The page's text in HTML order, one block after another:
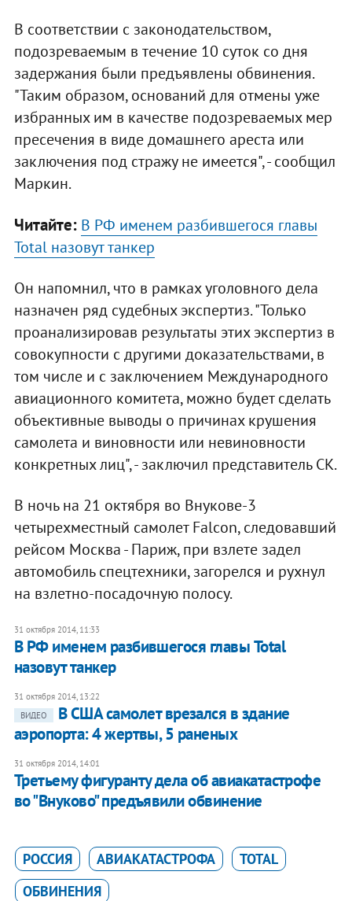
В соответствии с законодательством,
подозреваемым в течение 10 суток со дня
задержания были предъявлены обвинения.
"Таким образом, оснований для отмены уже
избранных им в качестве подозреваемых мер
пресечения в виде домашнего ареста или
заключения под стражу не имеется", - сообщил
Маркин.
Читайте: В РФ именем разбившегося главы
Total назовут танкер
Он напомнил, что в рамках уголовного дела
назначен ряд судебных экспертиз. "Только
проанализировав результаты этих экспертиз в
совокупности с другими доказательствами, в
том числе и с заключением Международного
авиационного комитета, можно будет сделать
объективные выводы о причинах крушения
самолета и виновности или невиновности
конкретных лиц", - заключил представитель СК.
В ночь на 21 октября во Внукове-3
четырехместный самолет Falcon, следовавший
рейсом Москва - Париж, при взлете задел
автомобиль спецтехники, загорелся и рухнул
на взлетно-посадочную полосу.
31 октября 2014, 11:33
​В РФ именем разбившегося главы Total
назовут танкер
31 октября 2014, 13:22
ВИДЕО
В США самолет врезался в здание
аэропорта: 4 жертвы, 5 раненых
31 октября 2014, 14:01
Третьему фигуранту дела об авиакатастрофе
во "Внуково" предъявили обвинение
РОССИЯ АВИАКАТАСТРОФА
TOTAL
ОБВИНЕНИЯ